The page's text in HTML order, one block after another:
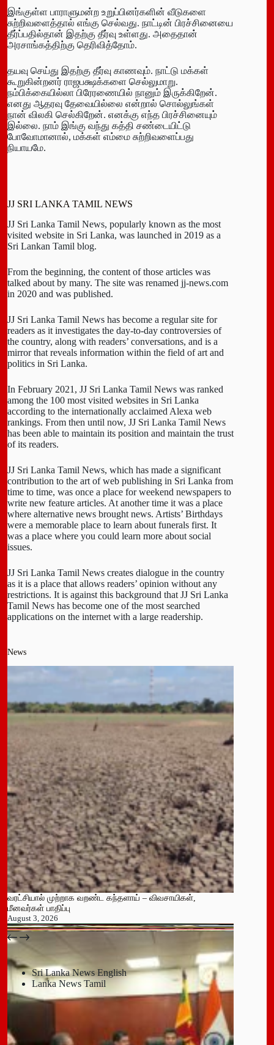
இங்குள்ள பாராளுமன்ற உறுப்பினர்களின் வீடுகளை
சுற்றிவளைத்தால் எங்கு செல்வது. நாட்டின் பிரச்சினையை
தீர்ப்பதில்தான் இதற்கு தீர்வு உள்ளது. அதைதான்
அரசாங்கத்திற்கு தெரிவித்தோம்.
தயவு செய்து இதற்கு தீர்வு காணவும். நாட்டு மக்கள்
கூறுகின்றனர் ராஜபக்ஷக்களை செல்லுமாறு.
நம்பிக்கையில்லா பிரேரணையில் நானும் இருக்கிறேன்.
எனது ஆதரவு தேவையில்லை என்றால் சொல்லுங்கள்
நான் விலகி செல்கிறேன். எனக்கு எந்த பிரச்சினையும்
இல்லை. நாம் இங்கு வந்து கத்தி சண்டையிட்டு
போவோமானால், மக்கள் எம்மை சுற்றிவளைப்பது
நியாயமே.
JJ SRI LANKA TAMIL NEWS
JJ Sri Lanka Tamil News, popularly known as the most
visited website in Sri Lanka, was launched in 2019 as a
Sri Lankan Tamil blog.
From the beginning, the content of those articles was
talked about by many. The site was renamed jj-news.com
in 2020 and was published.
JJ Sri Lanka Tamil News has become a regular site for
readers as it investigates the day-to-day controversies of
the country, along with readers’ conversations, and is a
mirror that reveals information within the field of art and
politics in Sri Lanka.
In February 2021, JJ Sri Lanka Tamil News was ranked
among the 100 most visited websites in Sri Lanka
according to the internationally acclaimed Alexa web
rankings. From then until now, JJ Sri Lanka Tamil News
has been able to maintain its position and maintain the trust
of its readers.
JJ Sri Lanka Tamil News, which has made a significant
contribution to the art of web publishing in Sri Lanka from
time to time, was once a place for weekend newspapers to
write new feature articles. At another time it was a place
where alternative news brought news. Artists’ Birthdays
were a memorable place to learn about funerals first. It
was a place where you could learn more about social
issues.
JJ Sri Lanka Tamil News creates dialogue in the country
as it is a place that allows readers’ opinion without any
restrictions. It is against this background that JJ Sri Lanka
Tamil News has become one of the most searched
applications on the internet with a large readership.
News
வரட்சியால் முற்றாக வறண்ட கந்தளாய் – விவசாயிகள்,
மீனவர்கள் பாதிப்பு
August 3, 2026
பதுளை மாநகர சபையின் NPP உறுப்பினர் திடீர் ராஜினாமா!
July 14, 2026
Sri Lanka News English
Lanka News Tamil